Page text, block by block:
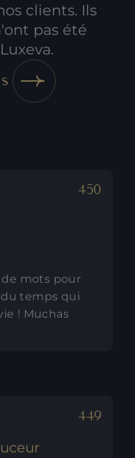
clients. Ils
pas été
de mots pour
temps qui
! Muchas